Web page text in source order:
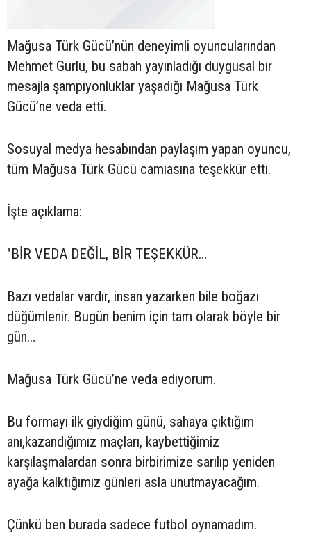
Mağusa Türk Gücü’nün deneyimli oyuncularından
Mehmet Gürlü, bu sabah yayınladığı duygusal bir
mesajla şampiyonluklar yaşadığı Mağusa Türk
Gücü’ne veda etti.
Sosuyal medya hesabından paylaşım yapan oyuncu,
tüm Mağusa Türk Gücü camiasına teşekkür etti.
İşte açıklama:
"BİR VEDA DEĞİL, BİR TEŞEKKÜR…
Bazı vedalar vardır, insan yazarken bile boğazı
düğümlenir. Bugün benim için tam olarak böyle bir
gün…
Mağusa Türk Gücü’ne veda ediyorum.
Bu formayı ilk giydiğim günü, sahaya çıktığım
anı,kazandığımız maçları, kaybettiğimiz
karşılaşmalardan sonra birbirimize sarılıp yeniden
ayağa kalktığımız günleri asla unutmayacağım.
Çünkü ben burada sadece futbol oynamadım.